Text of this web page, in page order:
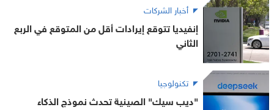
أخبار الشركات
إنفيديا تتوقع إيرادات أقل من المتوقع في الربع
الثاني
تكنولوجيا
"ديب سيك" الصينية تحدث نموذج الذكاء